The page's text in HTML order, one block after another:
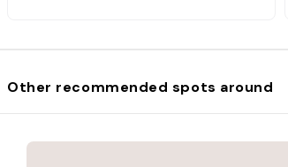
Other recommended spots around